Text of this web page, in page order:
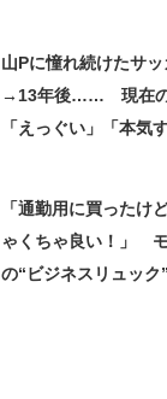
山Pに憧れ続けたサ
→13年後…… 現在
「えっぐい」「本気
「通勤用に買ったけ
ゃくちゃ良い！」
の“ビジネスリュック